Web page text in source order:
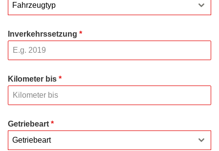
Fahrzeugtyp
Inverkehrssetzung *
Kilometer bis *
Getriebeart *
Getriebeart